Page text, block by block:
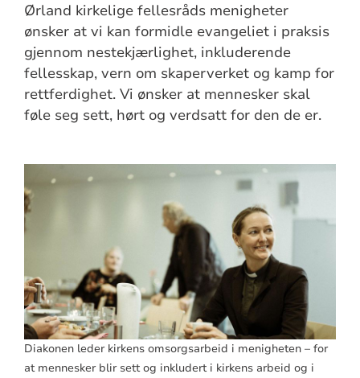
Ørland kirkelige fellesråds menigheter
ønsker at vi kan formidle evangeliet i praksis
gjennom nestekjærlighet, inkluderende
fellesskap, vern om skaperverket og kamp for
rettferdighet. Vi ønsker at mennesker skal
føle seg sett, hørt og verdsatt for den de er.
Diakonen leder kirkens omsorgsarbeid i menigheten – for
at mennesker blir sett og inkludert i kirkens arbeid og i